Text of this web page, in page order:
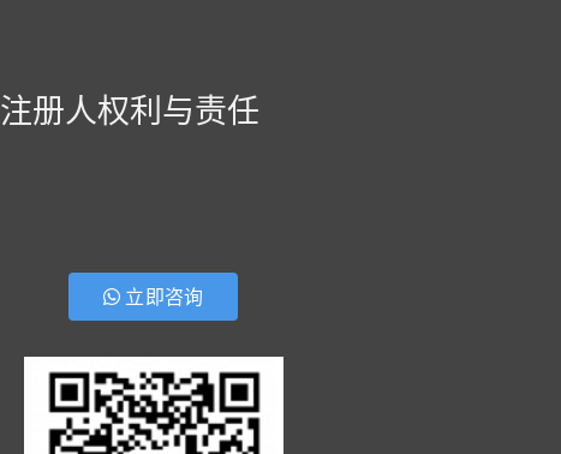
注册人权利与责任
立即咨询